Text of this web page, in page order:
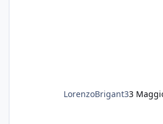
LorenzoBrigant33